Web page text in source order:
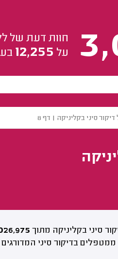
חוות דעת של
על 12,255
דיקור סיני בקליניקה | דף 8
סיני בקליניקה מתוך
בדיקור סיני